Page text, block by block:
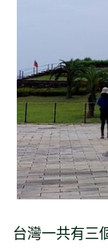
台灣一共有三